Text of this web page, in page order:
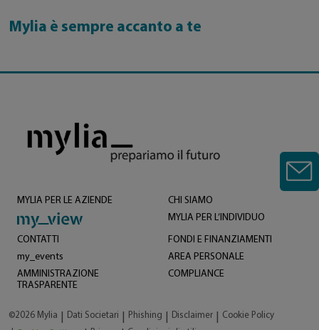
Mylia è sempre accanto a te
MYLIA PER LE AZIENDE
CHI SIAMO
MYLIA PER L’INDIVIDUO
CONTATTI
FONDI E FINANZIAMENTI
my_events
AREA PERSONALE
AMMINISTRAZIONE
TRASPARENTE
COMPLIANCE
©2026 Mylia Dati Societari Phishing Disclaimer
Cookie Policy